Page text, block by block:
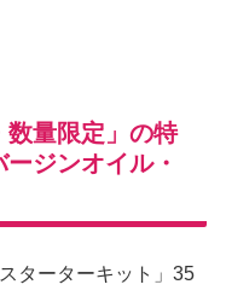
数量限定」の特
ジンオイル・
ターターキット」35